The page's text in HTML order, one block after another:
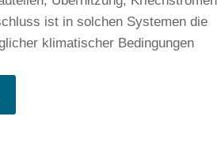
ist in solchen Systemen die
klimatischer Bedingungen